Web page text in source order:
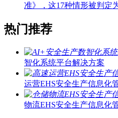
准》，这17种情形被判定
热门推荐
智化系统平台解决方案
运营EHS安全生产信息化
物流EHS安全生产信息化